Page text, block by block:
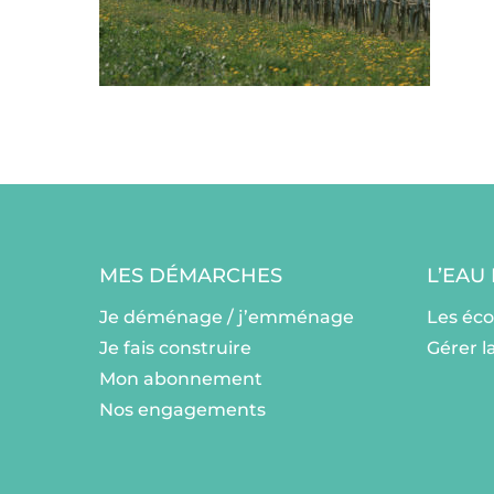
MES DÉMARCHES
Je déménage / j’emménage
Je fais construire
Mon abonnement
Nos engagements
Les
Gérer